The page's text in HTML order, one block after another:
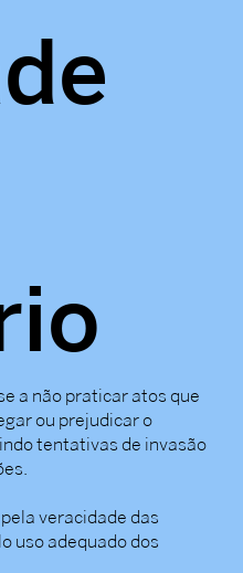
a não praticar atos que
ou prejudicar o
tentativas de invasão
veracidade das
uso adequado dos